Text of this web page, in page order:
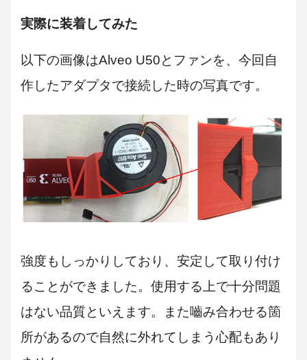
実際に装着してみた
以下の画像はAlveo U50とファンを、今回自
作したアダプタで接続した時の写真です。
強度もしっかりしており、安定して取り付け
ることができました。使用する上で十分問題
はない品質といえます。また嚙み合わせる箇
所があるので自然に外れてしまう心配もあり